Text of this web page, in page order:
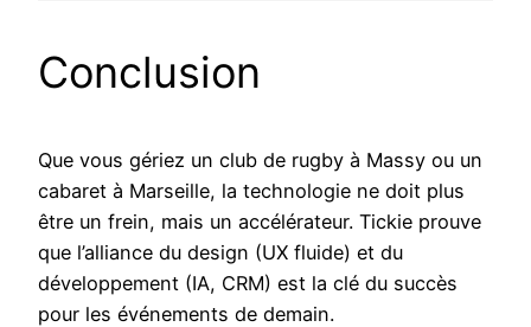
Conclusion
Que vous gériez un club de rugby à Massy ou un
cabaret à Marseille, la technologie ne doit plus
être un frein, mais un accélérateur. Tickie prouve
que l’alliance du design (UX fluide) et du
développement (IA, CRM) est la clé du succès
pour les événements de demain.